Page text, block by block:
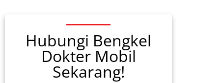
Hubungi Bengkel
Dokter Mobil
Sekarang!